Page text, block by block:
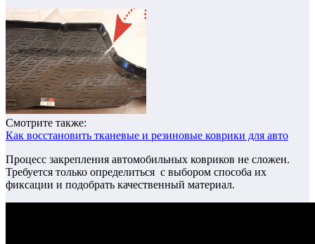
Смотрите также:
Как восстановить тканевые и резиновые коврики для авто
Процесс закрепления автомобильных ковриков не сложен.
Требуется только определиться с выбором способа их
фиксации и подобрать качественный материал.